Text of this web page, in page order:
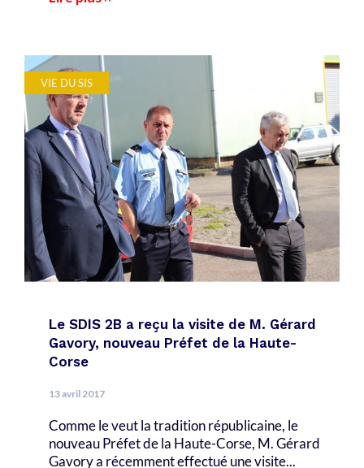
VIE DU SIS
Le SDIS 2B a reçu la visite de M. Gérard
Gavory, nouveau Préfet de la Haute-
Corse
13 avril 2017
Comme le veut la tradition républicaine, le
nouveau Préfet de la Haute-Corse, M. Gérard
Gavory a récemment effectué une visite...